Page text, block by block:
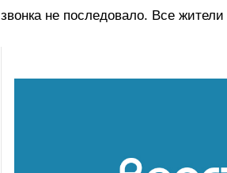
звонка не последовало. Все